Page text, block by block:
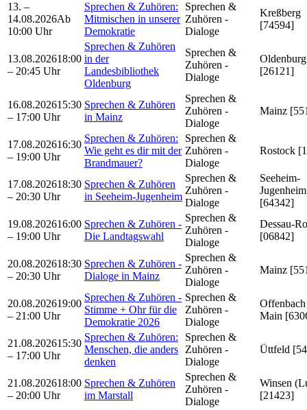
13. –
14.08.2026Ab
10:00 Uhr
Sprechen & Zuhören:
Mitmischen in unserer
Demokratie
Sprechen &
Zuhören -
Dialoge
Kreßberg
[74594]
13.08.202618:00
– 20:45 Uhr
Sprechen & Zuhören
in der
Landesbibliothek
Oldenburg
Sprechen &
Zuhören -
Dialoge
Oldenburg
[26121]
16.08.202615:30
– 17:00 Uhr
Sprechen & Zuhören
in Mainz
Sprechen &
Zuhören -
Dialoge
Mainz
17.08.202616:30
– 19:00 Uhr
Sprechen & Zuhören:
Wie geht es dir mit der
Brandmauer?
Sprechen &
Zuhören -
Dialoge
Rostock
17.08.202618:30
– 20:30 Uhr
Sprechen & Zuhören
in Seeheim-Jugenheim
Sprechen &
Zuhören -
Dialoge
Seeheim-
Jugenheim
[64342]
19.08.202616:00
– 19:00 Uhr
Sprechen & Zuhören -
Die Landtagswahl
Sprechen &
Zuhören -
Dialoge
Dessau-
[06842]
20.08.202618:30
– 20:30 Uhr
Sprechen & Zuhören -
Dialoge in Mainz
Sprechen &
Zuhören -
Dialoge
Mainz
20.08.202619:00
– 21:00 Uhr
Sprechen & Zuhören -
Stimme + Ohr für die
Demokratie 2026
Sprechen &
Zuhören -
Dialoge
Main
21.08.202615:30
– 17:00 Uhr
Sprechen & Zuhören:
Menschen, die anders
denken
Sprechen &
Zuhören -
Dialoge
Üttfeld
21.08.202618:00
– 20:00 Uhr
Sprechen & Zuhören
im Marstall
Sprechen &
Zuhören -
Dialoge
Winsen
[21423]